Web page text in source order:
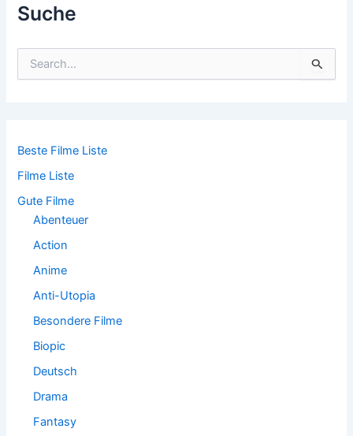
Suche
n
c
h
Beste Filme Liste
Filme Liste
Gute Filme
Abenteuer
Action
Anime
Anti-Utopia
Besondere Filme
Biopic
Deutsch
Drama
Fantasy